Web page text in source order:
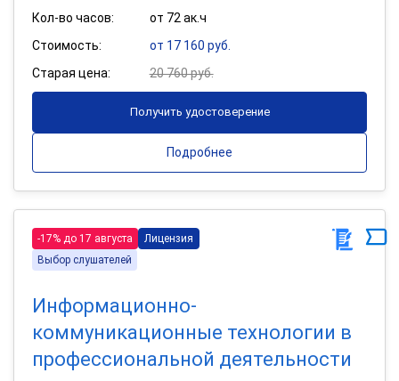
Кол-во часов:
от 72 ак.ч
Стоимость:
от 17 160 руб.
Старая цена:
20 760 руб.
Получить удостоверение
Подробнее
-17% до 17 августа
Лицензия
Выбор слушателей
Информационно-
коммуникационные технологии в
профессиональной деятельности